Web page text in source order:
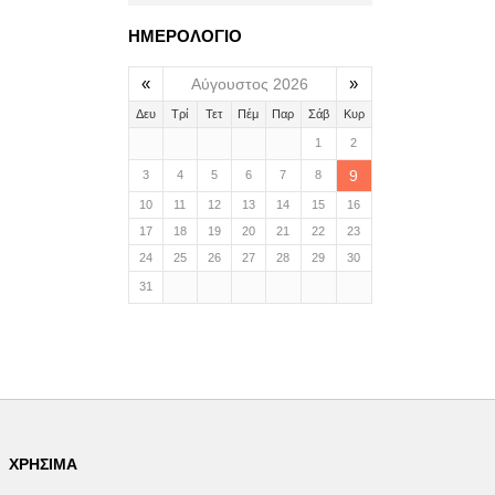
ΗΜΕΡΟΛΟΓΙΟ
« Αύγουστος 2026 »
Δευ Τρί Τετ Πέμ Παρ Σάβ Κυρ
1 2
3 4 5 6 7 8 9
10 11 12 13 14 15
16
17
18 19 20 21 22
23
24
25 26 27 28 29 30
31
ΧΡΉΣΙΜΑ